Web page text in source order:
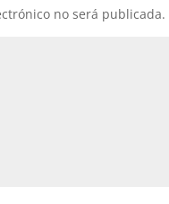
no será publicada.